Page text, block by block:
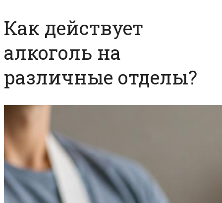
Как действует
алкоголь на
различные отделы?